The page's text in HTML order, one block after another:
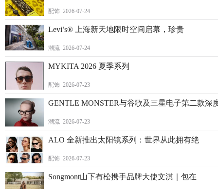
配饰 2026-07-24
Levi’s® 上海新天地限时空间启幕，珍贵
潮流 2026-07-24
MYKITA 2026 夏季系列
配饰 2026-07-23
GENTLE MONSTER与谷歌及三星电子第二款深
潮流 2026-07-23
ALO 全新推出太阳镜系列：世界从此拥有绝
配饰 2026-07-23
Songmont山下有松携手品牌大使文淇｜包在